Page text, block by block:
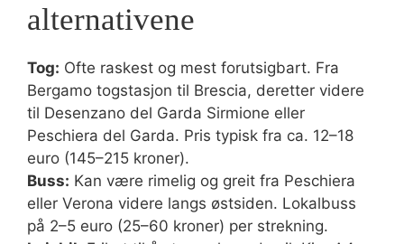
alternativene
Tog: Ofte raskest og mest forutsigbart. Fra
Bergamo togstasjon til Brescia, deretter videre
til Desenzano del Garda Sirmione eller
Peschiera del Garda. Pris typisk fra ca. 12–18
euro (145–215 kroner).
Buss: Kan være rimelig og greit fra Peschiera
eller Verona videre langs østsiden. Lokalbuss
på 2–5 euro (25–60 kroner) per strekning.